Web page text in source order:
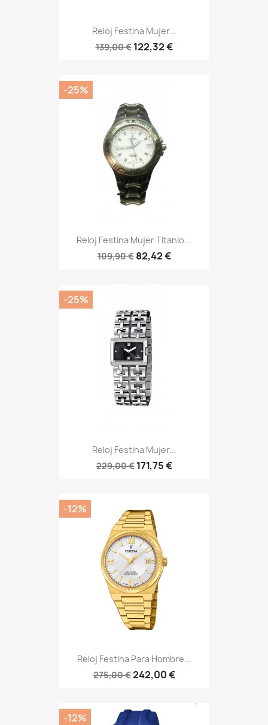
Reloj Festina Mujer...
139,00 € 122,32 €
Reloj Festina Mujer Titanio...
109,90 € 82,42 €
-25%
Reloj Festina Mujer...
229,00 € 171,75 €
-25%
Reloj Festina Para Hombre...
275,00 €242,00 €
-12%
-12%